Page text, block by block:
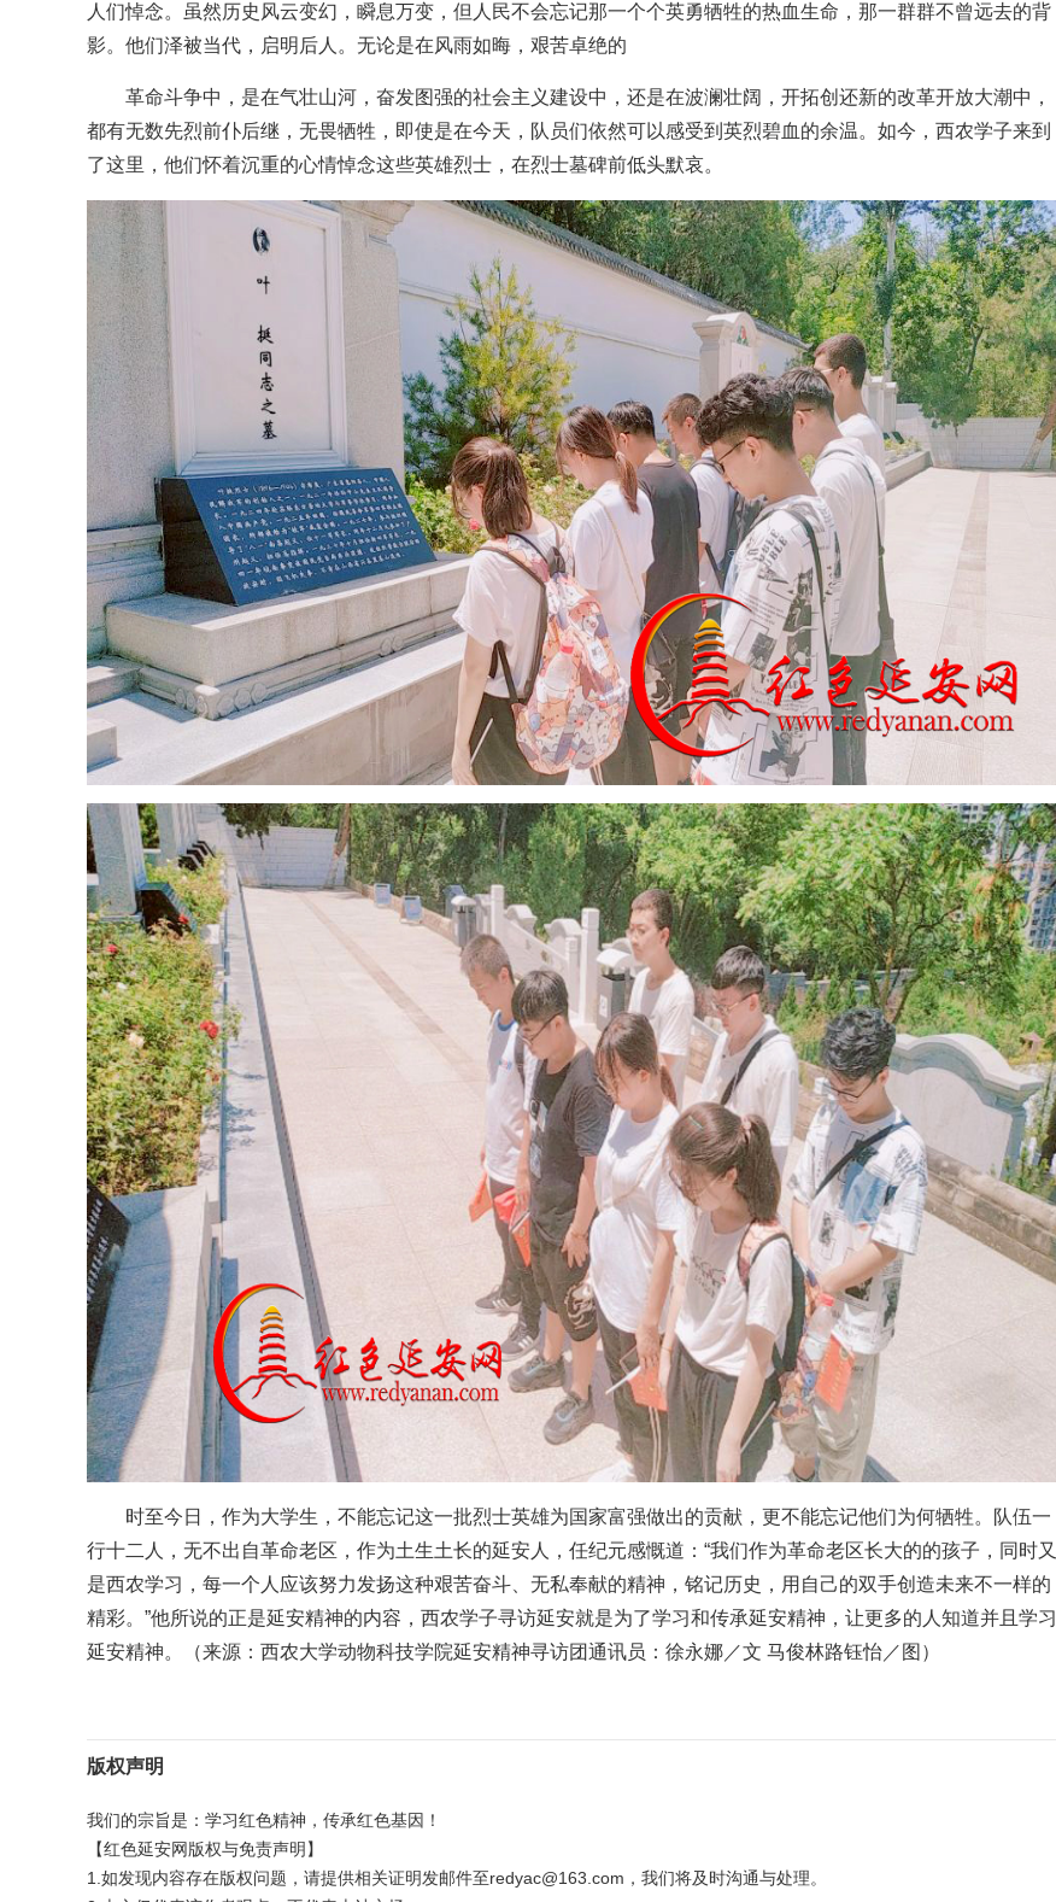
人们悼念。虽然历史风云变幻，瞬息万变，但人民不会忘记那一个个英勇牺牲的热血生命，那一群群不曾远去的背
影。他们泽被当代，启明后人。无论是在风雨如晦，艰苦卓绝的
革命斗争中，是在气壮山河，奋发图强的社会主义建设中，还是在波澜壮阔，开拓创还新的改革开放大潮中，
都有无数先烈前仆后继，无畏牺牲，即使是在今天，队员们依然可以感受到英烈碧血的余温。如今，西农学子来到
了这里，他们怀着沉重的心情悼念这些英雄烈士，在烈士墓碑前低头默哀。
时至今日，作为大学生，不能忘记这一批烈士英雄为国家富强做出的贡献，更不能忘记他们为何牺牲。队伍一
行十二人，无不出自革命老区，作为土生土长的延安人，任纪元感慨道：“我们作为革命老区长大的的孩子，同时又
是西农学习，每一个人应该努力发扬这种艰苦奋斗、无私奉献的精神，铭记历史，用自己的双手创造未来不一样的
精彩。”他所说的正是延安精神的内容，西农学子寻访延安就是为了学习和传承延安精神，让更多的人知道并且学习
延安精神。（来源：西农大学动物科技学院延安精神寻访团通讯员：徐永娜／文 马俊林路钰怡／图）
版权声明
我们的宗旨是：学习红色精神，传承红色基因！
【红色延安网版权与免责声明】
1.如发现内容存在版权问题，请提供相关证明发邮件至redyac@163.com，我们将及时沟通与处理。